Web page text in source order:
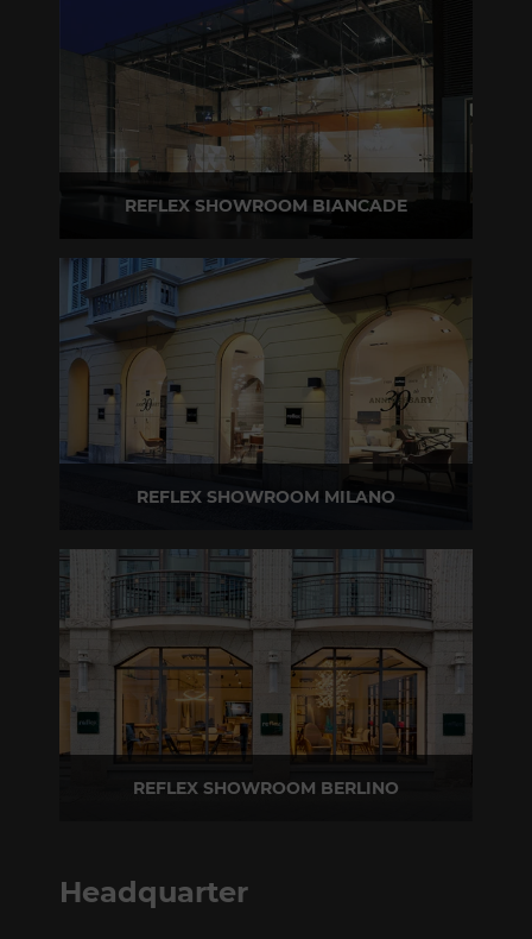
REFLEX SHOWROOM BIANCADE
T +39 0422 849201
REFLEX SHOWROOM MILANO
T +39 02 80582955
REFLEX SHOWROOM BERLINO
Headquarter